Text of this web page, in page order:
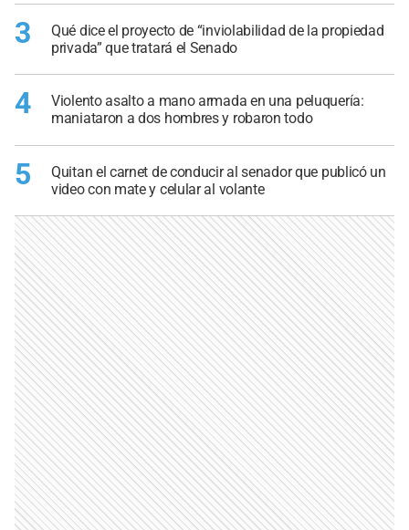
3
Qué dice el proyecto de “inviolabilidad de la propiedad
privada” que tratará el Senado
4
Violento asalto a mano armada en una peluquería:
maniataron a dos hombres y robaron todo
5
Quitan el carnet de conducir al senador que publicó un
video con mate y celular al volante